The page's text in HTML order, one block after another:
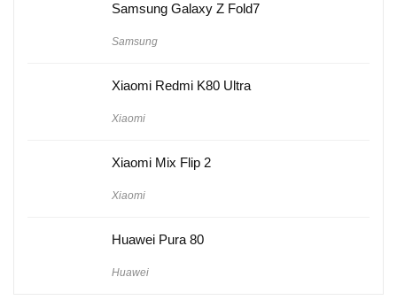
Samsung Galaxy Z Fold7
Samsung
Xiaomi Redmi K80 Ultra
Xiaomi
Xiaomi Mix Flip 2
Xiaomi
Huawei Pura 80
Huawei